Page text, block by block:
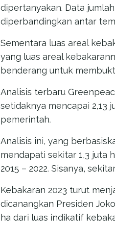
dipertanyakan. Data
diperbandingkan antar
Sementara luas areal
yang luas areal
benderang untuk
Analisis terbaru
setidaknya mencapai 2,13
pemerintah.
Analisis ini, yang
mendapati sekitar 1,3 juta
2015 – 2022. Sisanya,
Kebakaran 2023 turut
dicanangkan Presiden
ha dari luas indikatif